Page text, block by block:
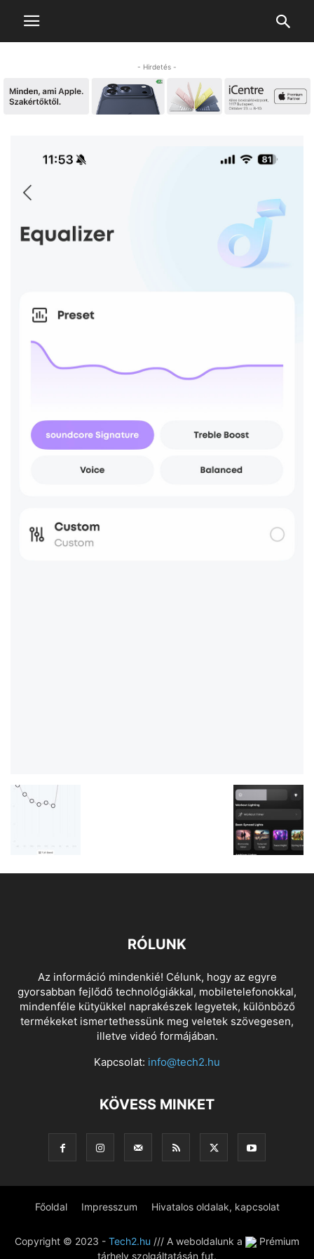
- Hirdetés -
RÓLUNK
Az információ mindenkié! Célunk, hogy az egyre
gyorsabban fejlődő technológiákkal, mobiletelefonokkal,
mindenféle kütyükkel naprakészek legyetek, különböző
termékeket ismertethessünk meg veletek szövegesen,
illetve videó formájában.
Kapcsolat: info@tech2.hu
KÖVESS MINKET
Főoldal Impresszum Hivatalos oldalak, kapcsolat
Copyright © 2023 - Tech2.hu /// A weboldalunk a
Prémium
tárhely szolgáltatásán fut.